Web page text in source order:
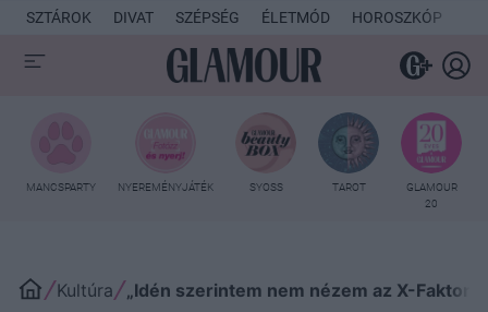
SZTÁROK DIVAT SZÉPSÉG ÉLETMÓD HOROSZKÓP
MANCSPARTY NYEREMÉNYJÁTÉK SYOSS TAROT
GLAMOUR
20
Kultúra „Idén szerintem nem nézem az X-